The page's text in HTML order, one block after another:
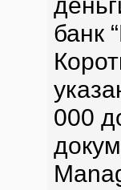
банк
000